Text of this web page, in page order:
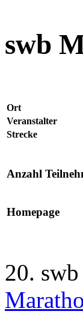
swb
Ort
Veranstalter
Strecke
Anzahl
Homepage
20.